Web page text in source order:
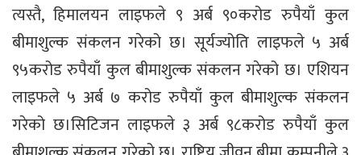
त्यस्तै, हिमालयन लाइफले ९ अर्ब ९०करोड रुपैयाँ कुल
बीमाशुल्क संकलन गरेको छ। सूर्यज्योति लाइफले ५ अर्ब
९५करोड रुपैयाँ कुल बीमाशुल्क संकलन गरेको छ। एशियन
लाइफले ५ अर्ब ७ करोड रुपैयाँ कुल बीमाशुल्क संकलन
गरेको छ।सिटिजन लाइफले ३ अर्ब ९८करोड रुपैयाँ कुल